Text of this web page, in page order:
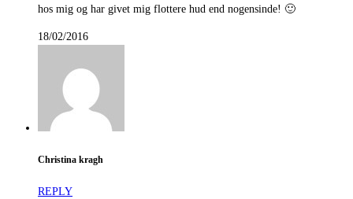
hos mig og har givet mig flottere hud end nogensinde! 🙂
18/02/2016
Christina kragh
REPLY